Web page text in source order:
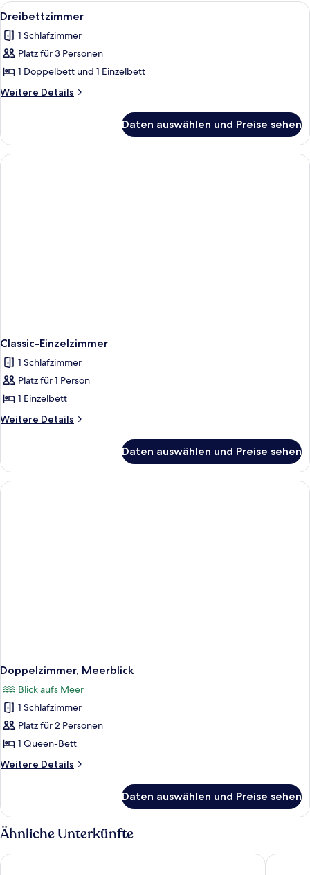
Alle
Fotos
für
Dreibettzimmer
anzeigen
Ein Zimmer mit zwei Einzelbetten,
2
Dreibettzimmer
1 Schlafzimmer
Platz für 3 Personen
1 Doppelbett und 1 Einzelbett
Weitere Details
Weitere
Daten auswählen und Preise sehen
Classic-Einzelzimmer
1 Schlafzimmer
Platz für 1 Person
1 Einzelbett
Weitere Details
Weitere
Einzelzimmer
Daten auswählen und Preise sehen
Doppelzimmer, Meerblick
Blick aufs Meer
1 Schlafzimmer
Platz für 2 Personen
1 Queen-Bett
Weitere Details
Weitere
Meerblick
Daten auswählen und Preise sehen
Ähnliche Unterkünfte
grand hotel stella maris Luzia